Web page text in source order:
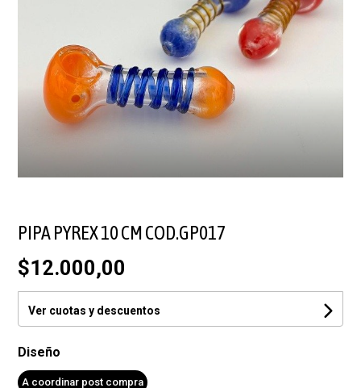
PIPA PYREX 10 CM COD.GP017
$12.000,00
Ver cuotas y descuentos
Diseño
A coordinar post compra